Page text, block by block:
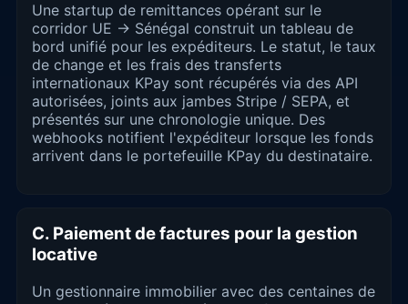
Une startup de remittances opérant sur le
corridor UE → Sénégal construit un tableau de
bord unifié pour les expéditeurs. Le statut, le taux
de change et les frais des transferts
internationaux KPay sont récupérés via des API
autorisées, joints aux jambes Stripe / SEPA, et
présentés sur une chronologie unique. Des
webhooks notifient l'expéditeur lorsque les fonds
arrivent dans le portefeuille KPay du destinataire.
C. Paiement de factures pour la gestion
locative
Un gestionnaire immobilier avec des centaines de